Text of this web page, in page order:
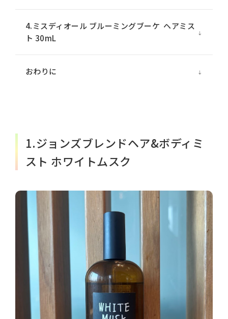
4.ミスディオール ブルーミングブーケ ヘアミス
ト 30mL
おわりに
1.ジョンズブレンドヘア&ボディミ
スト ホワイトムスク